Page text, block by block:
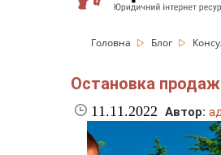
Головна Блог
Остановка
11.11.2022 Автор: